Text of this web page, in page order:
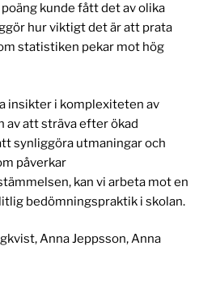
kunde fått det av olika
hur viktigt det är att prata
statistiken pekar mot hög
insikter i komplexiteten av
av att sträva efter ökad
synliggöra utmaningar och
påverkar
kan vi arbeta mot en
bedömningspraktik i skolan.
Anna Jeppsson, Anna